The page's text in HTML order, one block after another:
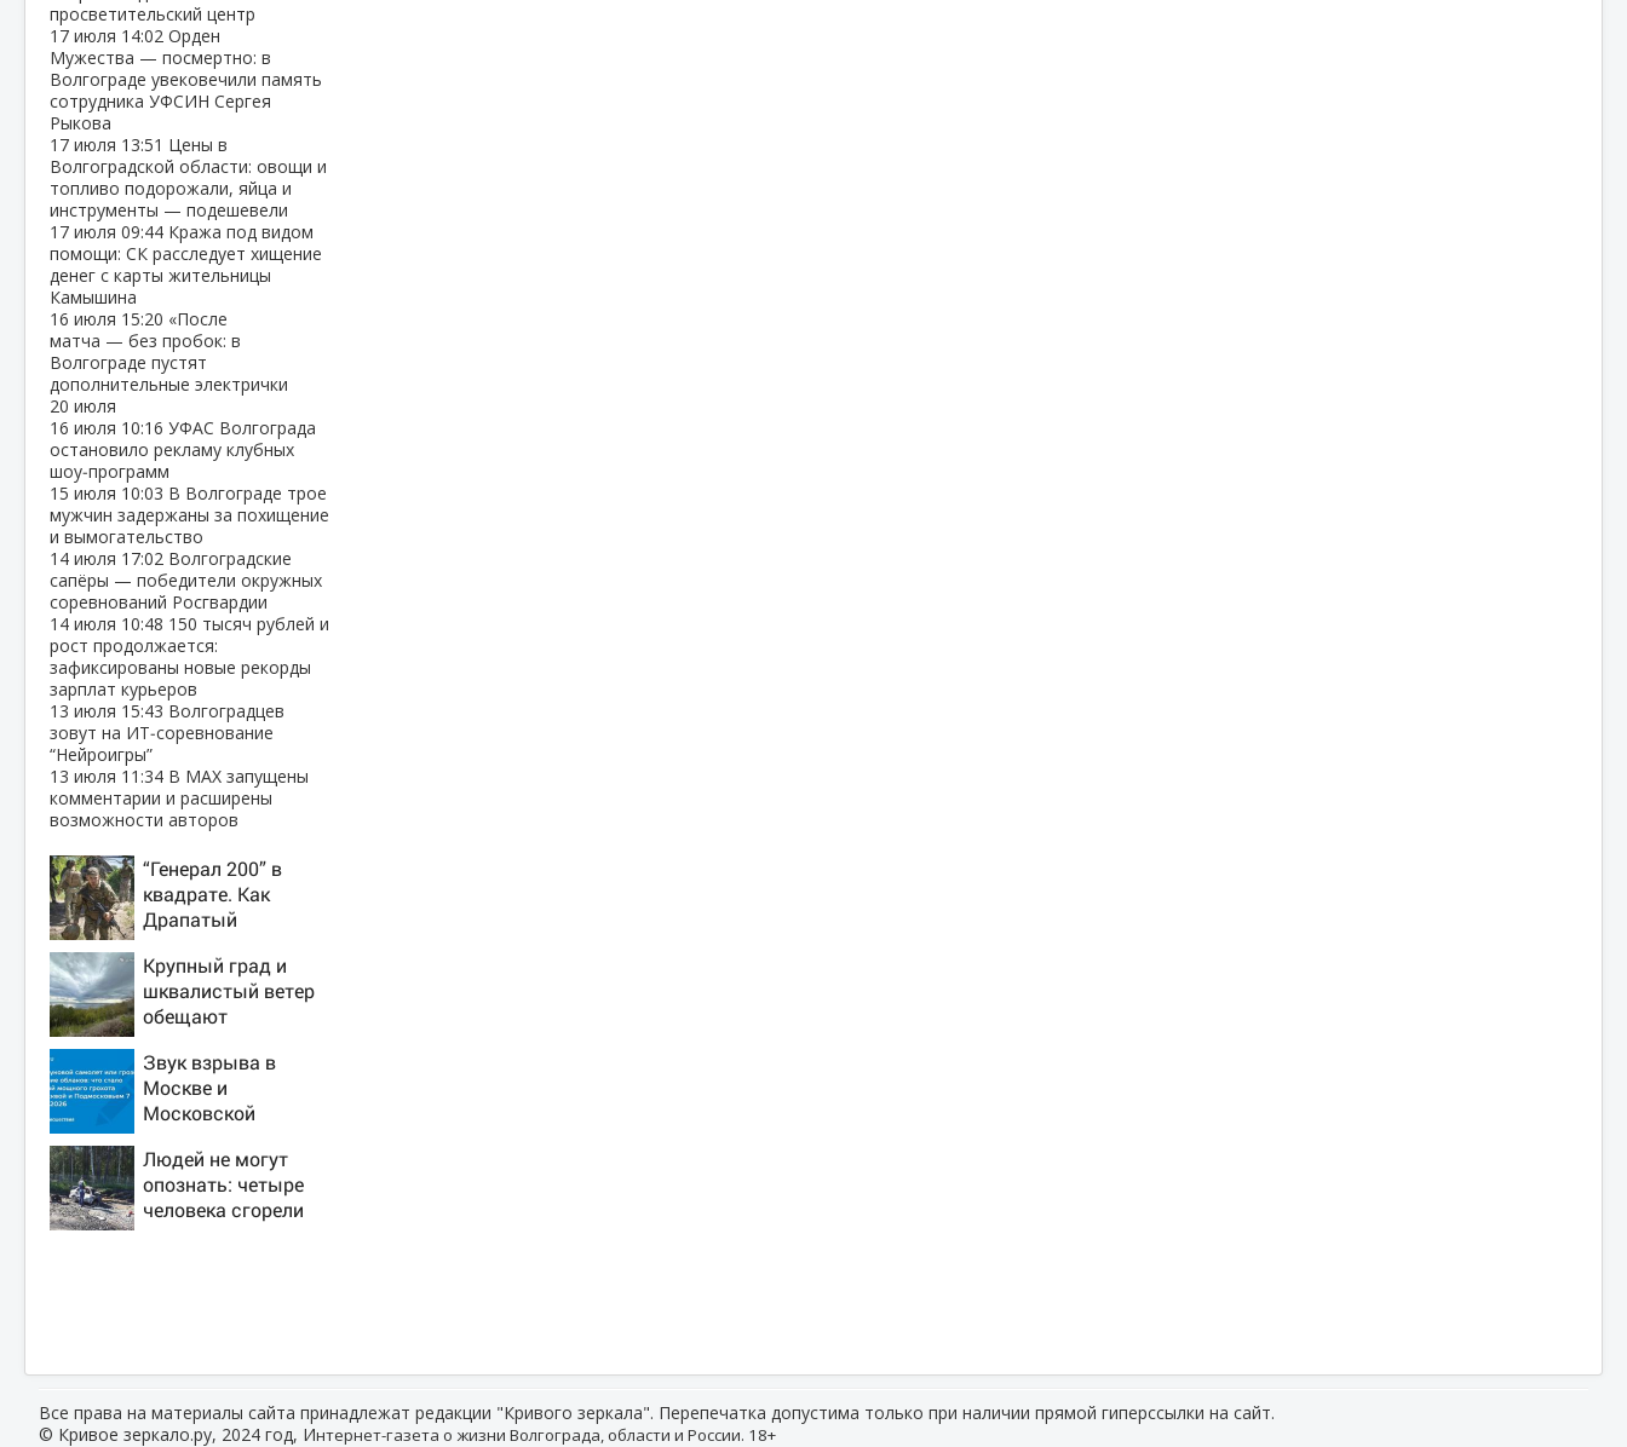
просветительский центр
17 июля 14:02 Орден
Мужества — посмертно: в
Волгограде увековечили память
сотрудника УФСИН Сергея
Рыкова
17 июля 13:51 Цены в
Волгоградской области: овощи и
топливо подорожали, яйца и
инструменты — подешевели
17 июля 09:44 Кража под видом
помощи: СК расследует хищение
денег с карты жительницы
Камышина
16 июля 15:20 «После
матча — без пробок: в
Волгограде пустят
дополнительные электрички
20 июля
16 июля 10:16 УФАС Волгограда
остановило рекламу клубных
шоу‑программ
15 июля 10:03 В Волгограде трое
мужчин задержаны за похищение
и вымогательство
14 июля 17:02 Волгоградские
сапёры — победители окружных
соревнований Росгвардии
14 июля 10:48 150 тысяч рублей и
рост продолжается:
зафиксированы новые рекорды
зарплат курьеров
13 июля 15:43 Волгоградцев
зовут на ИТ‑соревнование
“Нейроигры”
13 июля 11:34 В МАХ запущены
комментарии и расширены
возможности авторов
“Генерал 200” в
квадрате. Как
Драпатый
Сырского
Крупный град и
шквалистый ветер
обещают
выходные
Звук взрыва в
Москве и
Московской
2026 года: Причины,
источник, откуда
был громкий хлопок
Людей не могут
опознать: четыре
человека сгорели
Все права на материалы сайта принадлежат редакции "Кривого зеркала". Перепечатка допустима только при наличии прямой гиперссылки на сайт.
© Кривое зеркало.ру, 2024 год, Интернет-газета о жизни Волгограда, области и России. 18+